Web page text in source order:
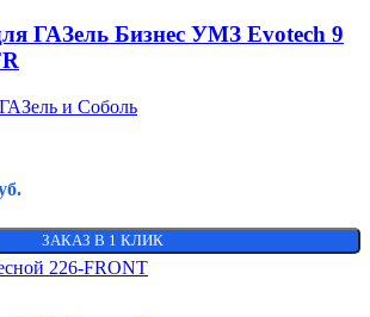
ГАЗель Бизнес УМЗ Evotech 9
и Соболь
ЗАКАЗ В 1 КЛИК
226-FRONT